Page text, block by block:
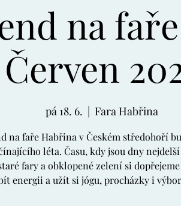
na
Červen
pá 18. 6.
  |
Fara Habřina
na faře Habřina v Českém středohoří
léta. Času, kdy jsou dny
fary a obklopené zelení si
energii a užít si jógu, procházky i